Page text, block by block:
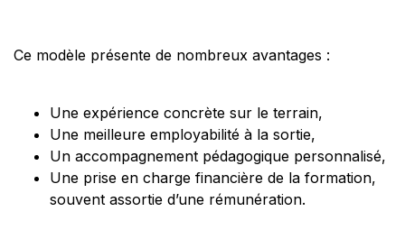
Ce modèle présente de nombreux avantages :
Une expérience concrète sur le terrain,
Une meilleure employabilité à la sortie,
Un accompagnement pédagogique personnalisé,
Une prise en charge financière de la formation,
souvent assortie d’une rémunération.